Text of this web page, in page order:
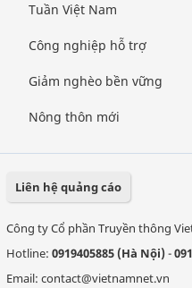
Tuần Việt Nam
Công nghiệp hỗ trợ
Giảm nghèo bền vững
Nông thôn mới
Liên hệ quảng cáo
Công ty Cổ phần Truyền thông
Hotline: 0919405885 (Hà Nội)-
Email: contact@vietnamnet.vn